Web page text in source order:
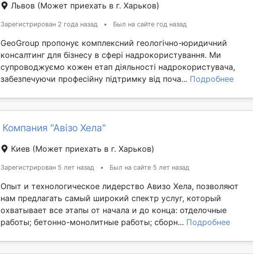
Львов (Может приехать в г. Харьков)
Зарегистрирован 2 года назад • Был на сайте год назад
GeoGroup пропонує комплексний геологічно-юридичний
консалтинг для бізнесу в сфері надрокористування. Ми
супроводжуємо кожен етап діяльності надрокористувача,
забезпечуючи професійну підтримку від поча... Подробнее
Компания "Авізо Хела"
Киев (Может приехать в г. Харьков)
Зарегистрирован 5 лет назад • Был на сайте 5 лет назад
Опыт и технологическое лидерство Авизо Хела, позволяют
нам предлагать самый широкий спектр услуг, который
охватывает все этапы от начала и до конца: отделочные
работы; бетонно-монолитные работы; сборн... Подробнее